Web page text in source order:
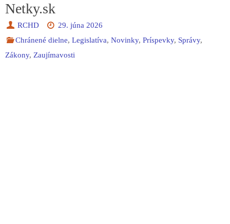
Netky.sk
RCHD
29. júna 2026
Chránené dielne,Legislatíva,Novinky,Príspevky, Správy,
Zákony, Zaujímavosti